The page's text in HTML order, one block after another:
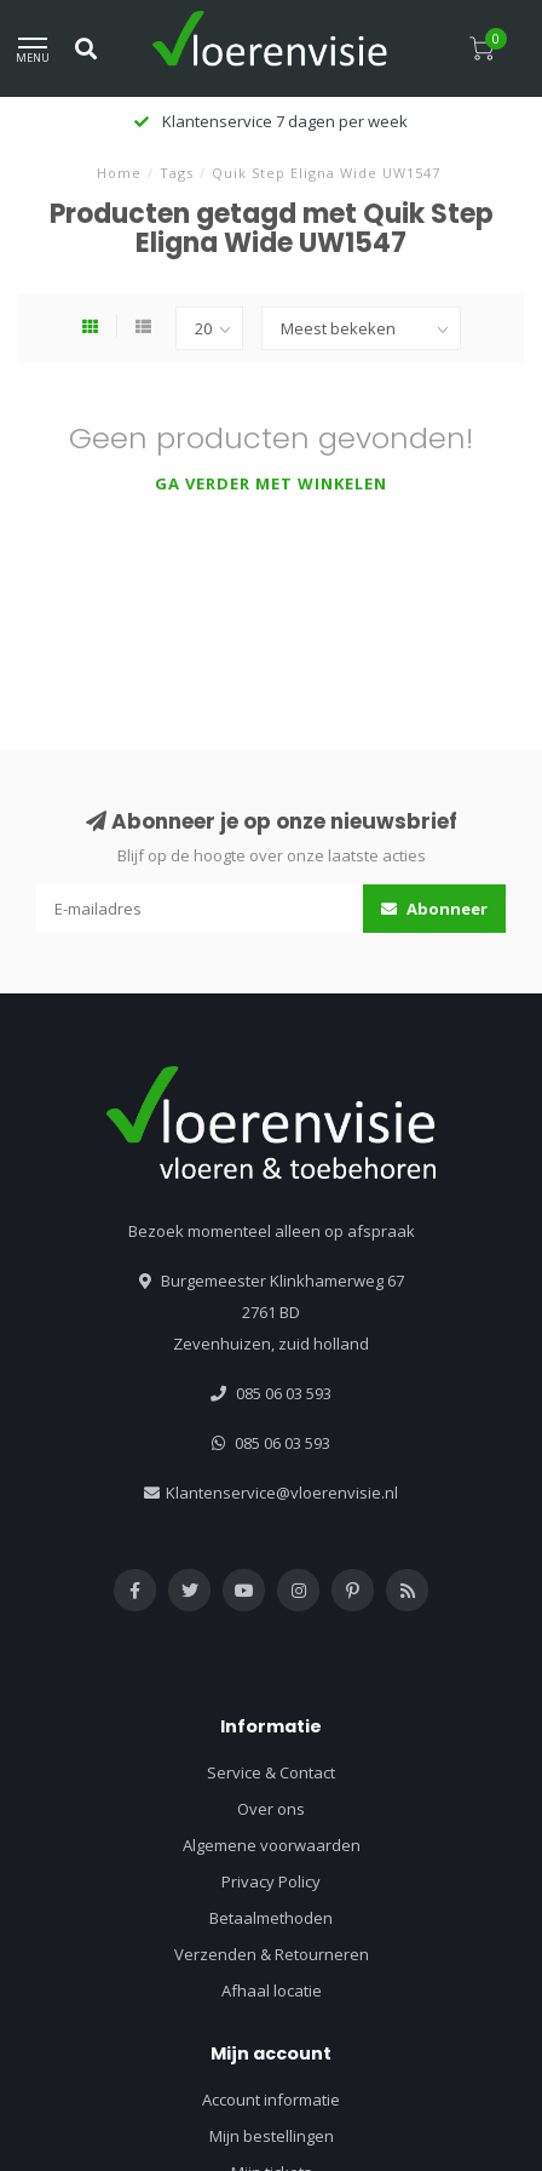
MENU
0
Klantenservice 7 dagen per week
Home / Tags / Quik Step Eligna Wide UW1547
Producten getagd met Quik Step
Eligna Wide UW1547
Geen producten gevonden!
GA VERDER MET WINKELEN
Abonneer je op onze nieuwsbrief
Blijf op de hoogte over onze laatste acties
Abonneer
Bezoek momenteel alleen op afspraak
Burgemeester Klinkhamerweg 67
2761 BD
Zevenhuizen, zuid holland
085 06 03 593
085 06 03 593
Klantenservice@vloerenvisie.nl
Informatie
Service & Contact
Over ons
Algemene voorwaarden
Privacy Policy
Betaalmethoden
Verzenden & Retourneren
Afhaal locatie
Mijn account
Account informatie
Mijn bestellingen